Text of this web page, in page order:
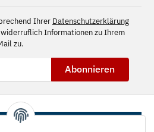
Ihrer Datenschutzerklärung
Informationen zu Ihrem
zu.
Abonnieren